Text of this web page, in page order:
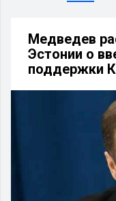
Медведев
Эстонии о
поддержки